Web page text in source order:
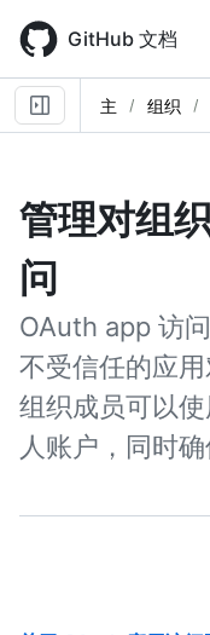
main
content
GitHub 文档
主 组织
管理对组
问
OAuth app 访
不受信任的应用
组织成员可以
人账户，同时